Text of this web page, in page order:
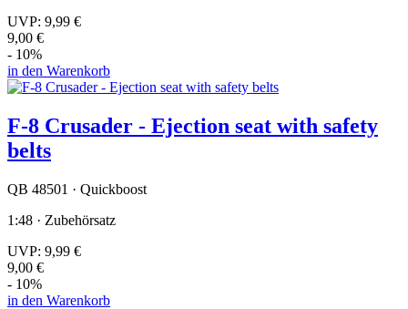
UVP: 9,99 €
9,00 €
- 10%
in den Warenkorb
F-8 Crusader - Ejection seat with safety
belts
QB 48501 · Quickboost
1:48 · Zubehörsatz
UVP: 9,99 €
9,00 €
- 10%
in den Warenkorb